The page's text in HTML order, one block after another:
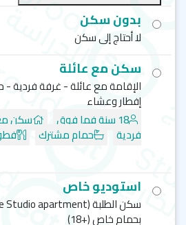
بدون سكن
لا أحتاج إلى سكن
سكن مع عائلة
الإقامة مع عائلة - غرفة فردية
إفطار وعشاء
18 سنة فما فوق
سكن
فردية حمام مشترك
استوديو خاص
بحمام خاص (+18)